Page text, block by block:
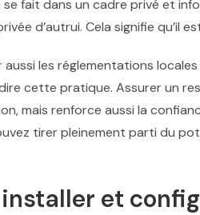
fait dans un cadre privé et
d’autrui. Cela signifie qu’il
les réglementations
cette pratique. Assurer un
mais renforce aussi la
tirer pleinement parti du
et